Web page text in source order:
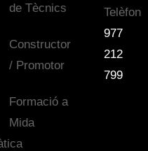
de Tècnics
Constructor
/ Promotor
Formació a
Mida
Telèfon
977
212
799